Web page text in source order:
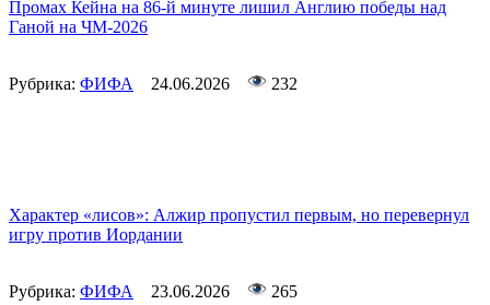
Промах Кейна на 86-й минуте лишил Англию победы над
Ганой на ЧМ-2026
Рубрика: ФИФА 24.06.2026 232
Характер «лисов»: Алжир пропустил первым, но перевернул
игру против Иордании
Рубрика: ФИФА 23.06.2026 265